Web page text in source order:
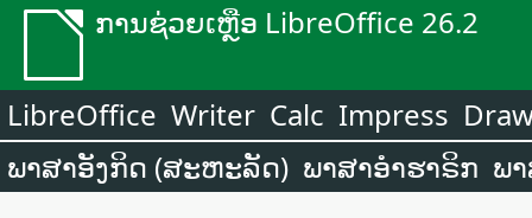
ການຊ່ວຍເຫຼືອ LibreOffice 26.2
LibreOffice Writer Calc Impress
ພາສາອັງກິດ (ສະຫະລັດ) ພາສາອຳຮາຣິກ ພ